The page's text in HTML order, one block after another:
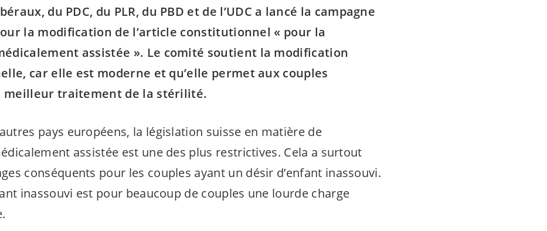
du PDC, du PLR, du PBD et de l’UDC a lancé la campagne
la modification de l’article constitutionnel « pour la
assistée ». Le comité soutient la modification
car elle est moderne et qu’elle permet aux couples
meilleur traitement de la stérilité.
pays européens, la législation suisse en matière de
assistée est une des plus restrictives. Cela a surtout
conséquents pour les couples ayant un désir d’enfant inassouvi.
inassouvi est pour beaucoup de couples une lourde charge